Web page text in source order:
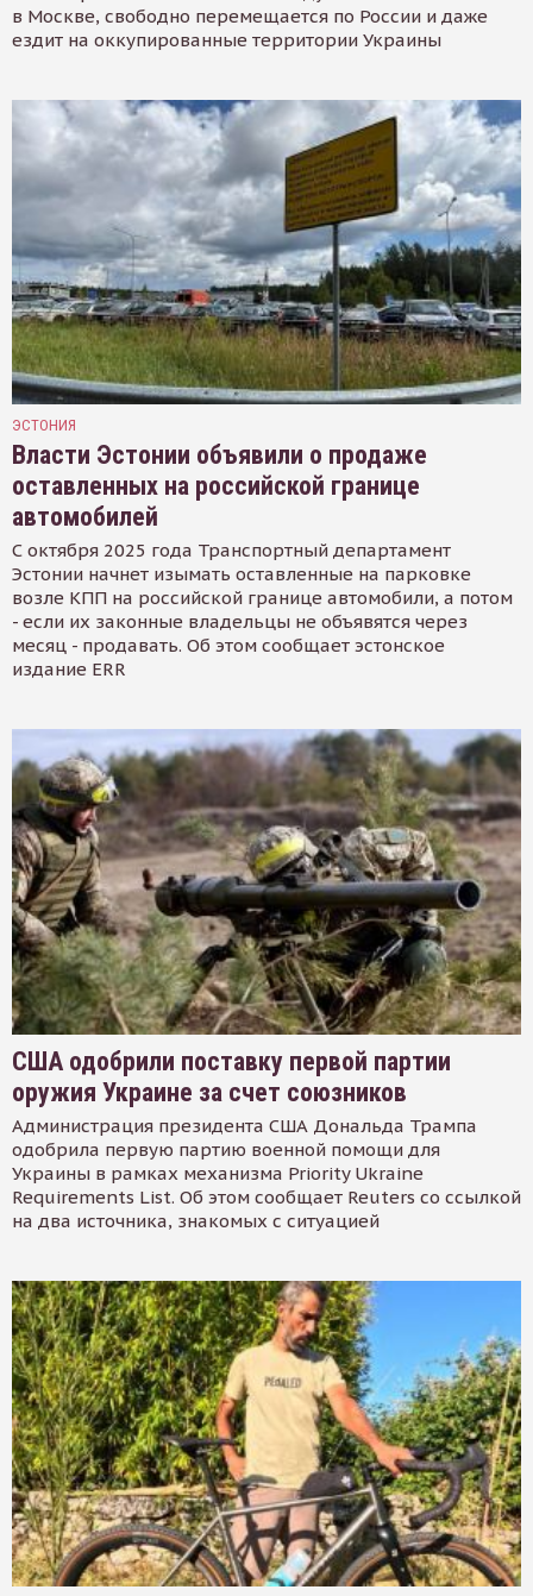
в Москве, свободно перемещается по России и даже
ездит на оккупированные территории Украины
ЭСТОНИЯ
Власти Эстонии объявили о продаже
оставленных на российской границе
автомобилей
С октября 2025 года Транспортный департамент
Эстонии начнет изымать оставленные на парковке
возле КПП на российской границе автомобили, а потом
- если их законные владельцы не объявятся через
месяц - продавать. Об этом сообщает эстонское
издание ERR
США одобрили поставку первой партии
оружия Украине за счет союзников
Администрация президента США Дональда Трампа
одобрила первую партию военной помощи для
Украины в рамках механизма Priority Ukraine
Requirements List. Об этом сообщает Reuters со ссылкой
на два источника, знакомых с ситуацией